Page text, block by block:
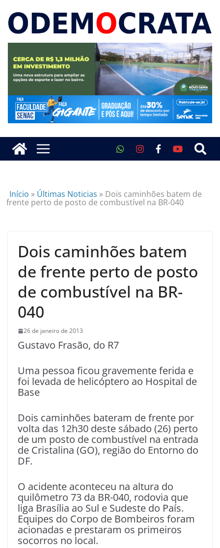
Início » Últimas Noticias » Dois caminhões batem de
frente perto de posto de combustível na BR-040
Dois caminhões batem
de frente perto de posto
de combustível na BR-
040
26 de janeiro de 2013
Gustavo Frasão, do R7
Uma pessoa ficou gravemente ferida e
foi levada de helicóptero ao Hospital de
Base
Dois caminhões bateram de frente por
volta das 12h30 deste sábado (26) perto
de um posto de combustível na entrada
de Cristalina (GO), região do Entorno do
DF.
O acidente aconteceu na altura do
quilômetro 73 da BR-040, rodovia que
liga Brasília ao Sul e Sudeste do País.
Equipes do Corpo de Bombeiros foram
acionadas e prestaram os primeiros
socorros no local.